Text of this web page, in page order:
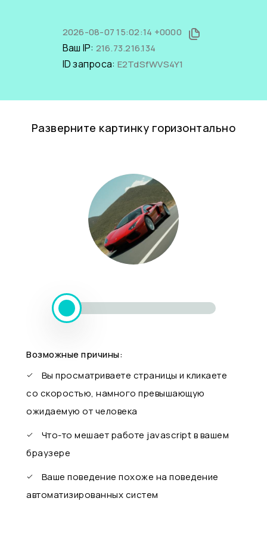
2026-08-07 15:02:14 +0000
Ваш IP: 216.73.216.134
ID запроса: E2TdSfWVS4Y1
Разверните картинку горизонтально
Возможные причины:
Вы просматриваете страницы и кликаете
со скоростью, намного превышающую
ожидаемую от человека
Что-то мешает работе javascript в вашем
браузере
Ваше поведение похоже на поведение
автоматизированных систем